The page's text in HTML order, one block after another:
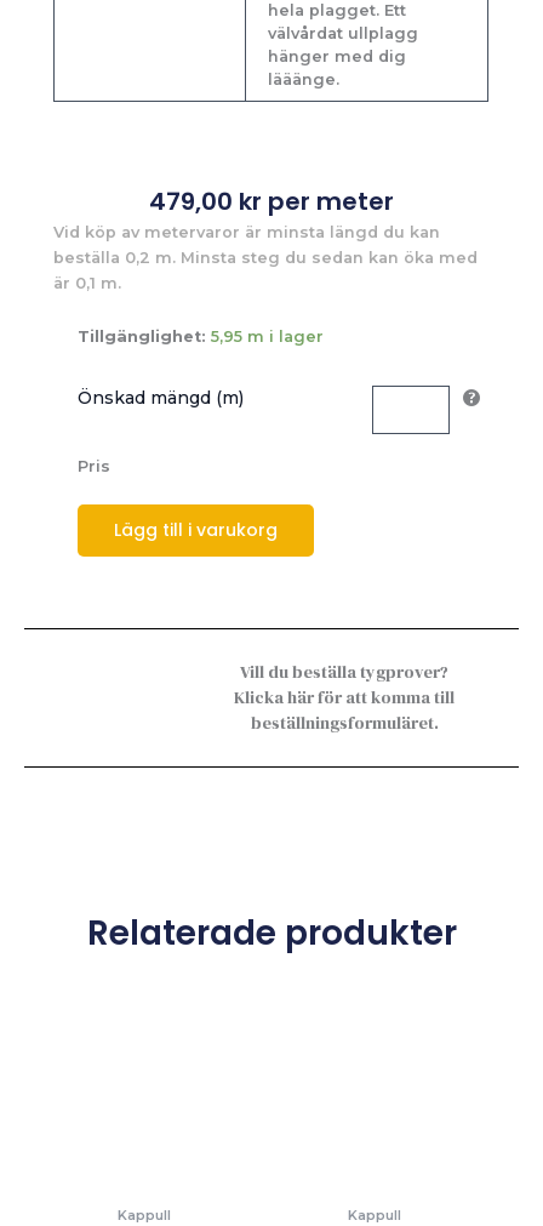
hela plagget. Ett
välvårdat ullplagg
hänger med dig
lääänge.
479,00 kr per meter
Vid köp av metervaror är minsta längd du kan
beställa 0,2 m. Minsta steg du sedan kan öka med
är 0,1 m.
Tillgänglighet: 5,95 m i lager
Önskad mängd (m)
Pris
Lägg till i varukorg
Vill du beställa tygprover?
Klicka här för att komma till
beställningsformuläret.
Relaterade produkter
Kappull Kappull